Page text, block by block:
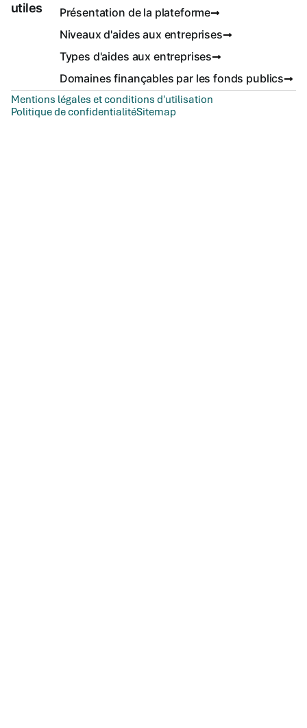
utiles
Présentation de la plateforme
Niveaux d'aides aux entreprises
Types d'aides aux entreprises
Domaines finançables par les fonds publics
Mentions légales et conditions d'utilisation
Politique de confidentialitéSitemap